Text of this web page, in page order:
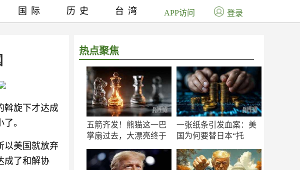
斡旋下才达成
。
以美国就放弃
成了和解协
热点聚焦
五箭齐发！熊猫这一巴
掌扇过去，大漂亮终于
一张纸条引发血案：美
国为何要替日本“托
国际 历史 台湾 APP访问 登录